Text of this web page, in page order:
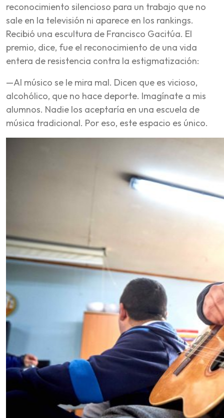
reconocimiento silencioso para un trabajo que no
sale en la televisión ni aparece en los rankings.
Recibió una escultura de Francisco Gacitúa. El
premio, dice, fue el reconocimiento de una vida
entera de resistencia contra la estigmatización:
—Al músico se le mira mal. Dicen que es vicioso,
alcohólico, que no hace deporte. Imagínate a mis
alumnos. Nadie los aceptaría en una escuela de
música tradicional. Por eso, este espacio es único.